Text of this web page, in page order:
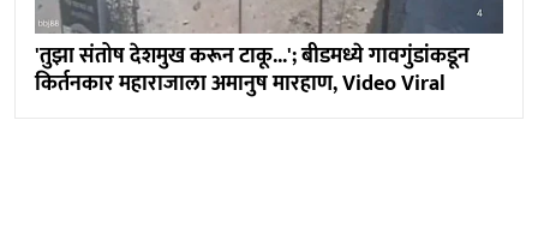
'तुझा संतोष देशमुख करून टाकू...'; बीडमध्ये गावगुंडांकडून
किर्तनकार महाराजाला अमानुष मारहाण, Video Viral